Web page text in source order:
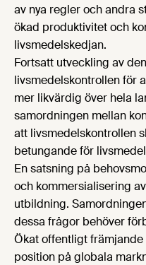
av nya regler och andra
ökad produktivitet och
livsmedelskedjan.
Fortsatt utveckling av
livsmedelskontrollen för
mer likvärdig över hela
samordningen mellan
att livsmedelskontrollen
betungande för
En satsning på
och kommersialisering
utbildning.
dessa frågor behöver
Ökat offentligt
position på globala